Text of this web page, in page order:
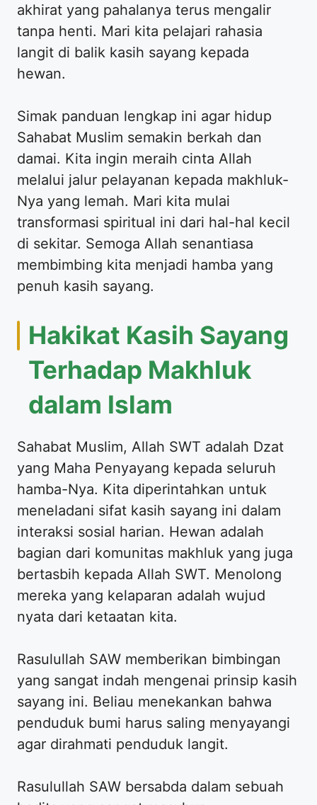
akhirat yang pahalanya terus mengalir
tanpa henti. Mari kita pelajari rahasia
langit di balik kasih sayang kepada
hewan.
Simak panduan lengkap ini agar hidup
Sahabat Muslim semakin berkah dan
damai. Kita ingin meraih cinta Allah
melalui jalur pelayanan kepada makhluk-
Nya yang lemah. Mari kita mulai
transformasi spiritual ini dari hal-hal kecil
di sekitar. Semoga Allah senantiasa
membimbing kita menjadi hamba yang
penuh kasih sayang.
Hakikat Kasih Sayang
Terhadap Makhluk
dalam Islam
Sahabat Muslim, Allah SWT adalah Dzat
yang Maha Penyayang kepada seluruh
hamba-Nya. Kita diperintahkan untuk
meneladani sifat kasih sayang ini dalam
interaksi sosial harian. Hewan adalah
bagian dari komunitas makhluk yang juga
bertasbih kepada Allah SWT. Menolong
mereka yang kelaparan adalah wujud
nyata dari ketaatan kita.
Rasulullah SAW memberikan bimbingan
yang sangat indah mengenai prinsip kasih
sayang ini. Beliau menekankan bahwa
penduduk bumi harus saling menyayangi
agar dirahmati penduduk langit.
Rasulullah SAW bersabda dalam sebuah